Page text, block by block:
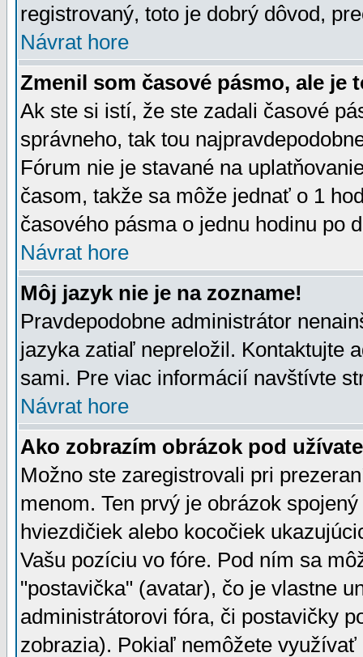
registrovaný, toto je dobrý dôvod,
Návrat hore
Zmenil som časové pásmo, ale je
Ak ste si istí, že ste zadali časové
správneho, tak tou
Fórum nie je stavané na
časom, takže sa môže jednať o 1
časového pásma o jednu hodinu po
Návrat hore
Môj jazyk nie je na zozname!
Pravdepodobne administrátor
jazyka zatiaľ nepreložil. Kontaktujte
sami. Pre viac informácií navštívte
Návrat hore
Ako zobrazím obrázok pod
Možno ste zaregistrovali pri
menom. Ten prvý je obrázok
hviezdičiek alebo kocočiek
Vašu pozíciu vo fóre. Pod ním sa
"postavička" (avatar), čo je vlastne
administrátorovi fóra, či postavičky
zobrazia). Pokiaľ nemôžete